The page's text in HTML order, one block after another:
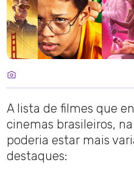
A lista de filmes que
cinemas brasileiros,
poderia estar mais
destaques: